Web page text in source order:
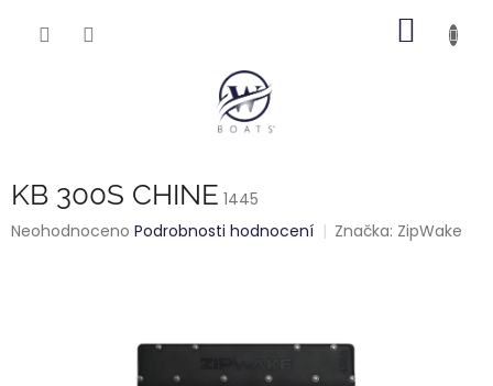
KB 300S CHINE 1445
Průměrné
Neohodnoceno Podrobnosti hodnocení Značka: ZipWake